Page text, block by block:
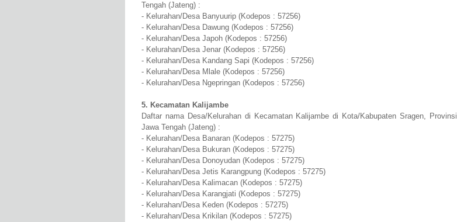
Tengah (Jateng) :
- Kelurahan/Desa Banyuurip (Kodepos : 57256)
- Kelurahan/Desa Dawung (Kodepos : 57256)
- Kelurahan/Desa Japoh (Kodepos : 57256)
- Kelurahan/Desa Jenar (Kodepos : 57256)
- Kelurahan/Desa Kandang Sapi (Kodepos : 57256)
- Kelurahan/Desa Mlale (Kodepos : 57256)
- Kelurahan/Desa Ngepringan (Kodepos : 57256)
5. Kecamatan Kalijambe
Daftar nama Desa/Kelurahan di Kecamatan Kalijambe di Kota/Kabupaten Sragen, Provinsi
Jawa Tengah (Jateng) :
- Kelurahan/Desa Banaran (Kodepos : 57275)
- Kelurahan/Desa Bukuran (Kodepos : 57275)
- Kelurahan/Desa Donoyudan (Kodepos : 57275)
- Kelurahan/Desa Jetis Karangpung (Kodepos : 57275)
- Kelurahan/Desa Kalimacan (Kodepos : 57275)
- Kelurahan/Desa Karangjati (Kodepos : 57275)
- Kelurahan/Desa Keden (Kodepos : 57275)
- Kelurahan/Desa Krikilan (Kodepos : 57275)